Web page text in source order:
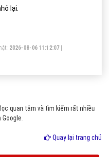
lại.
2026-08-06 11:12:07
quan tâm và tìm kiếm rất nhiều
Quay lại trang chủ